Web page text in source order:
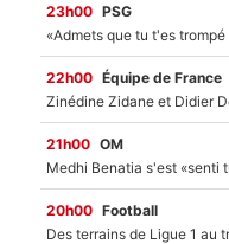
23h00 PSG
22h00 Équipe de France
21h00 OM
20h00 Football